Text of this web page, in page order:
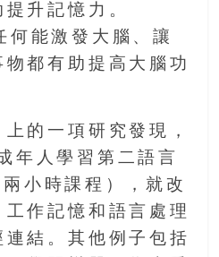
升記憶力。
能激發大腦、讓
都有助提高大腦功
上的一項研究發現，
年人學習第二語言
小時課程），就改
作記憶和語言處理
結。其他例子包括